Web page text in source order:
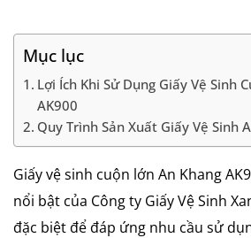
Mục lục
Lợi Ích Khi Sử Dụng Giấy Vệ Sinh
AK900
Quy Trình Sản Xuất Giấy Vệ Sinh
Giấy vệ sinh cuộn lớn An Khang
nổi bật của Công ty Giấy Vệ Sinh
đặc biệt để đáp ứng nhu cầu sử